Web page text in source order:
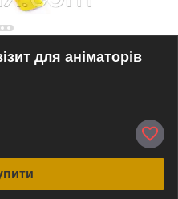
для аніматорів